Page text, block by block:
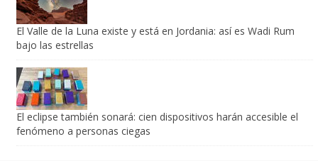
Sobre Nosotros
¿Quiénes somos?
Política Editorial
Contacto